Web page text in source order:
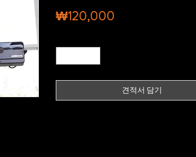
₩120,000
견적서 담기